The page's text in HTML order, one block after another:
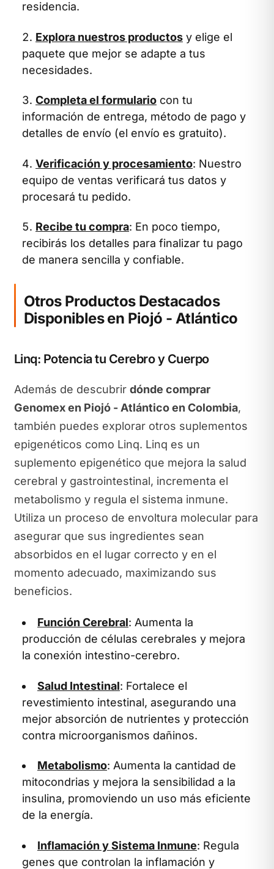
residencia.
Explora nuestros productos y elige el
paquete que mejor se adapte a tus
necesidades.
Completa el formulario con tu
información de entrega, método de pago y
detalles de envío (el envío es gratuito).
Verificación y procesamiento: Nuestro
equipo de ventas verificará tus datos y
procesará tu pedido.
Recibe tu compra: En poco tiempo,
recibirás los detalles para finalizar tu pago
de manera sencilla y confiable.
Otros Productos Destacados
Disponibles en Piojó - Atlántico
Linq: Potencia tu Cerebro y Cuerpo
Además de descubrir dónde comprar
Genomex en Piojó - Atlántico en Colombia,
también puedes explorar otros suplementos
epigenéticos como Linq. Linq es un
suplemento epigenético que mejora la salud
cerebral y gastrointestinal, incrementa el
metabolismo y regula el sistema inmune.
Utiliza un proceso de envoltura molecular para
asegurar que sus ingredientes sean
absorbidos en el lugar correcto y en el
momento adecuado, maximizando sus
beneficios.
Función Cerebral: Aumenta la
producción de células cerebrales y mejora
la conexión intestino-cerebro.
Salud Intestinal: Fortalece el
revestimiento intestinal, asegurando una
mejor absorción de nutrientes y protección
contra microorganismos dañinos.
Metabolismo: Aumenta la cantidad de
mitocondrias y mejora la sensibilidad a la
insulina, promoviendo un uso más eficiente
de la energía.
Inflamación y Sistema Inmune: Regula
genes que controlan la inflamación y